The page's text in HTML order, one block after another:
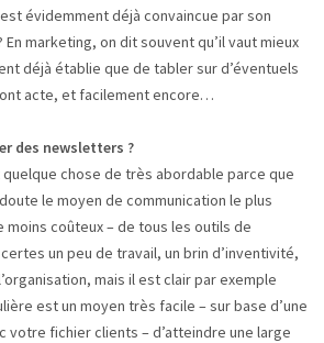
évidemment déjà convaincue par son
marketing, on dit souvent qu’il vaut mieux
déjà établie que de tabler sur d’éventuels
acte, et facilement encore…
des newsletters ?
chose de très abordable parce que
le moyen de communication le plus
moins coûteux – de tous les outils de
un peu de travail, un brin d’inventivité,
mais il est clair par exemple
est un moyen très facile – sur base d’une
votre fichier clients – d’atteindre une large